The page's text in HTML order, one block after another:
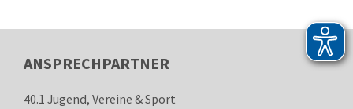
ANSPRECHPARTNER
40.1 Jugend, Vereine & Sport